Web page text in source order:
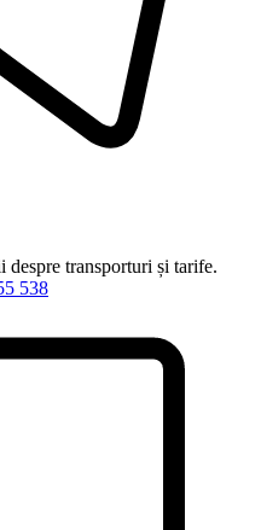
despre transporturi și tarife.
538